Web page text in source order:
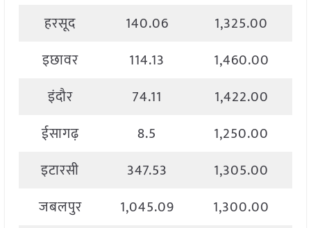
हरसूद
140.06
1,325.00
इछावर
114.13
1,460.00
इंदौर
74.11
1,422.00
ईसागढ़
8.5
1,250.00
इटारसी
347.53
1,305.00
जबलपुर
1,045.09
1,300.00